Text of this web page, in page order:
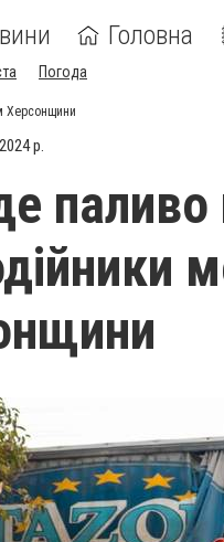
Головна
Погода
Херсонщини
р.